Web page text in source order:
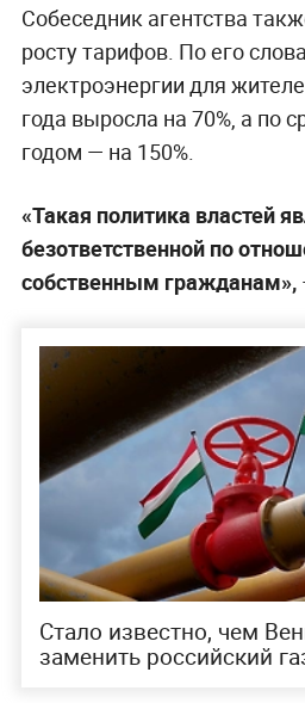
Собеседник агентства
росту тарифов. По его
электроэнергии для
года выросла на 70%, а по
годом — на 150%.
«Такая политика властей
безответственной по
собственным гражданам»,
Стало известно, чем
заменить российский